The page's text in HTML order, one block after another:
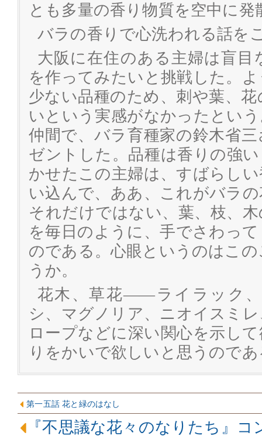
とも多量の香り物質を空中に発
バラの香りで心洗われる話を
大阪に在住のある主婦は盲
を作ってみたいと挑戦した。
少ない品種のため、刺や葉、
いという実感がなかったとい
仲間で、バラ育種家の鈴木省
ゼントした。品種は香りの強
かせたこの主婦は、すばらし
い込んで、ああ、これがバラ
それだけではない、葉、枝、
を毎日のように、手でさわっ
のである。心眼というのはこ
うか。
花木、草花――ライラック
シ、マグノリア、ニオイスミ
ロープなどに深い関心を示し
りをかいで欲しいと思うので
第一五話 花と緑のはなし
『不思議な花々のなりたち』コ